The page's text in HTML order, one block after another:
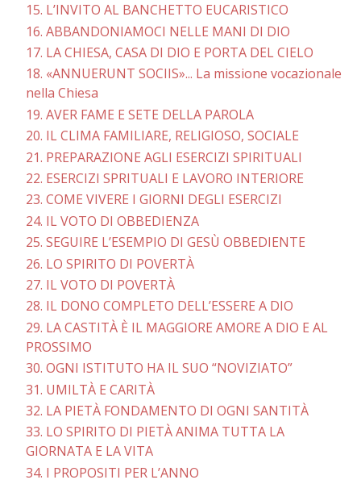
15. L’INVITO AL BANCHETTO EUCARISTICO
16. ABBANDONIAMOCI NELLE MANI DI DIO
17. LA CHIESA, CASA DI DIO E PORTA DEL CIELO
18. «ANNUERUNT SOCIIS»... La missione vocazionale
nella Chiesa
19. AVER FAME E SETE DELLA PAROLA
20. IL CLIMA FAMILIARE, RELIGIOSO, SOCIALE
21. PREPARAZIONE AGLI ESERCIZI SPIRITUALI
22. ESERCIZI SPRITUALI E LAVORO INTERIORE
23. COME VIVERE I GIORNI DEGLI ESERCIZI
24. IL VOTO DI OBBEDIENZA
25. SEGUIRE L’ESEMPIO DI GESÙ OBBEDIENTE
26. LO SPIRITO DI POVERTÀ
27. IL VOTO DI POVERTÀ
28. IL DONO COMPLETO DELL’ESSERE A DIO
29. LA CASTITÀ È IL MAGGIORE AMORE A DIO E AL
PROSSIMO
30. OGNI ISTITUTO HA IL SUO “NOVIZIATO”
31. UMILTÀ E CARITÀ
32. LA PIETÀ FONDAMENTO DI OGNI SANTITÀ
33. LO SPIRITO DI PIETÀ ANIMA TUTTA LA
GIORNATA E LA VITA
34. I PROPOSITI PER L’ANNO